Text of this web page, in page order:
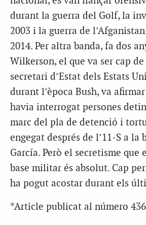
durant la guerra del Golf, la
2003 i la guerra de
2014. Per altra banda, fa dos
Wilkerson, el que va ser cap
secretari d’Estat dels Estats
durant l’època Bush, va
havia interrogat persones
marc del pla de detenció i
engegat després de l’11-S a la
García. Però el secretisme que
base militar és absolut. Cap
ha pogut acostar durant els
*Article publicat al número